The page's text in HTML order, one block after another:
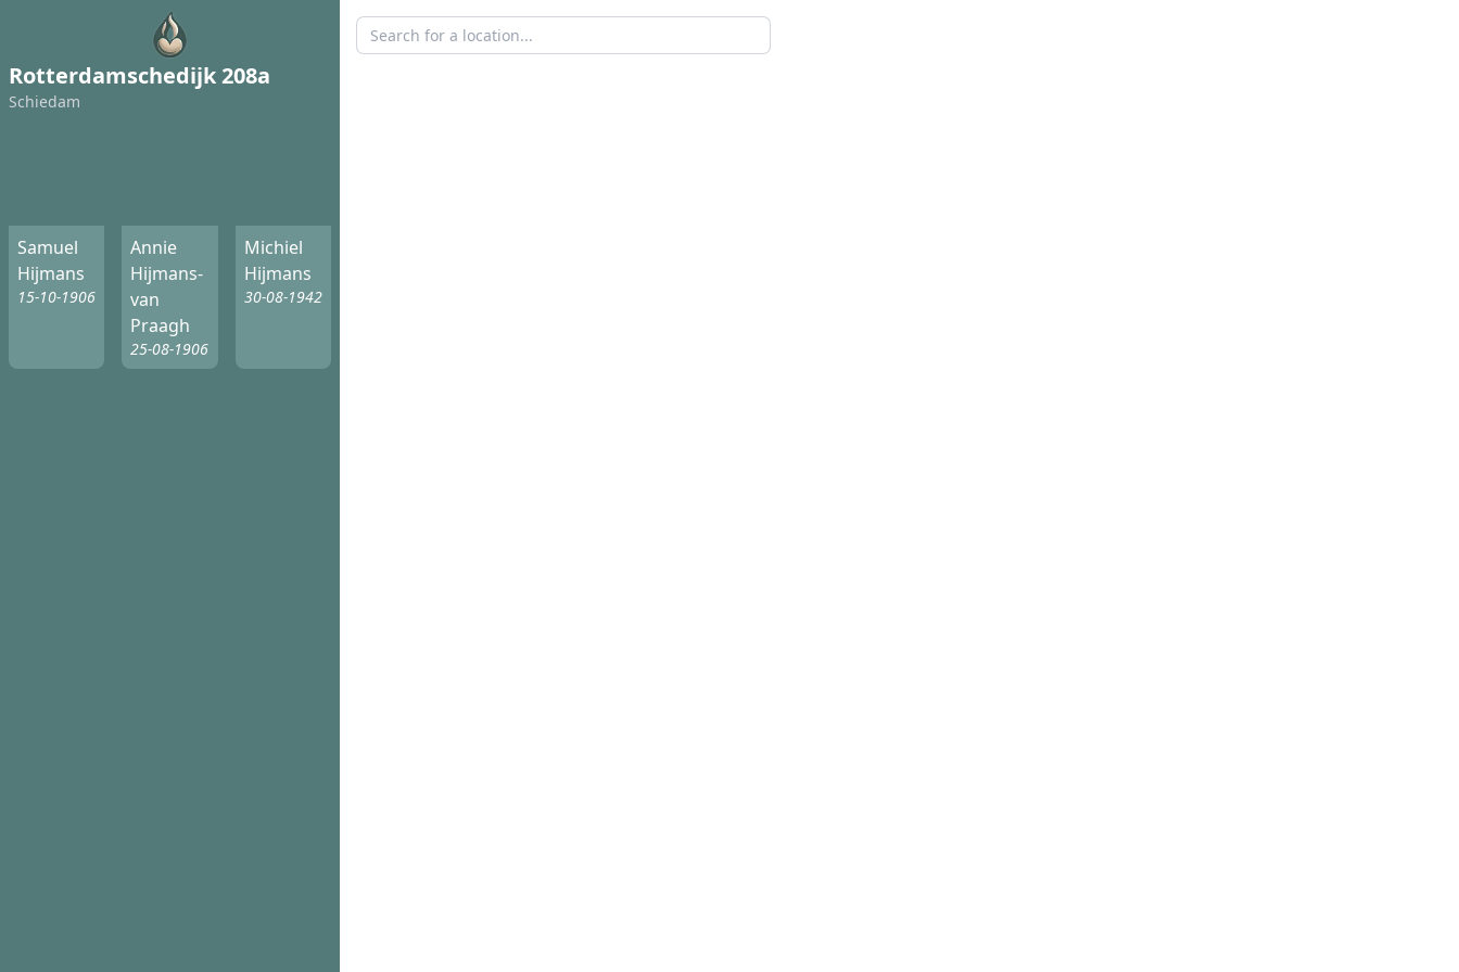
Rotterdamschedijk 208a
Schiedam
Samuel
Hijmans
15-10-1906
Annie
Hijmans-
van
Praagh
25-08-1906
Michiel
Hijmans
30-08-1942